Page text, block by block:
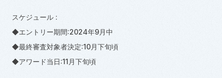
スケジュール :
◆エントリー期間:2024年9月中
◆最終審査対象者決定:10月下旬頃
◆アワード当日:11月下旬頃